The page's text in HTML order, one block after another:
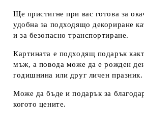
Ще пристигне при вас готова за
удобна за подходящо декориране
и за безопасно транспортиране.
Картината е подходящ подарък
мъж, а повода може да е рожден
годишнина или друг личен празник.
Може да бъде и подарък за
когото цените.